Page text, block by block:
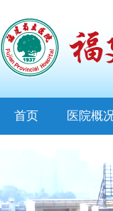
首页 医院概